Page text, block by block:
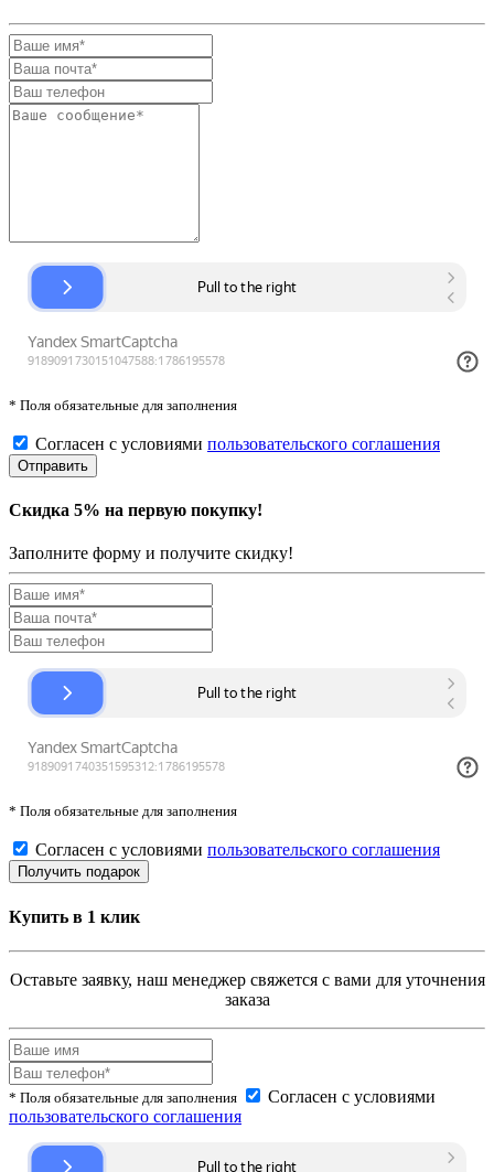
* Поля обязательные для заполнения
Согласен с условиями пользовательского соглашения
Скидка 5% на первую покупку!
Заполните форму и получите скидку!
* Поля обязательные для заполнения
Согласен с условиями пользовательского соглашения
Купить в 1 клик
Оставьте заявку, наш менеджер свяжется с вами для уточнения
заказа
* Поля обязательные для заполнения
Согласен с условиями
пользовательского соглашения